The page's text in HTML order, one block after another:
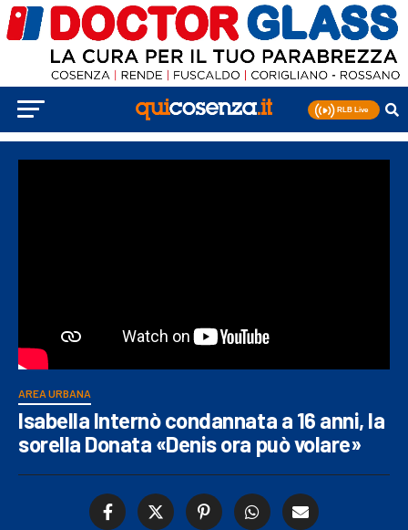
AREA URBANA
Isabella Internò condannata a 16 anni, la
sorella Donata «Denis ora può volare»